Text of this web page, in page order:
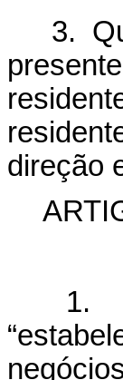
3.
direção
1.